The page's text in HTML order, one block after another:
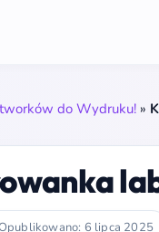
do Wydruku! »
6 lipca 2025